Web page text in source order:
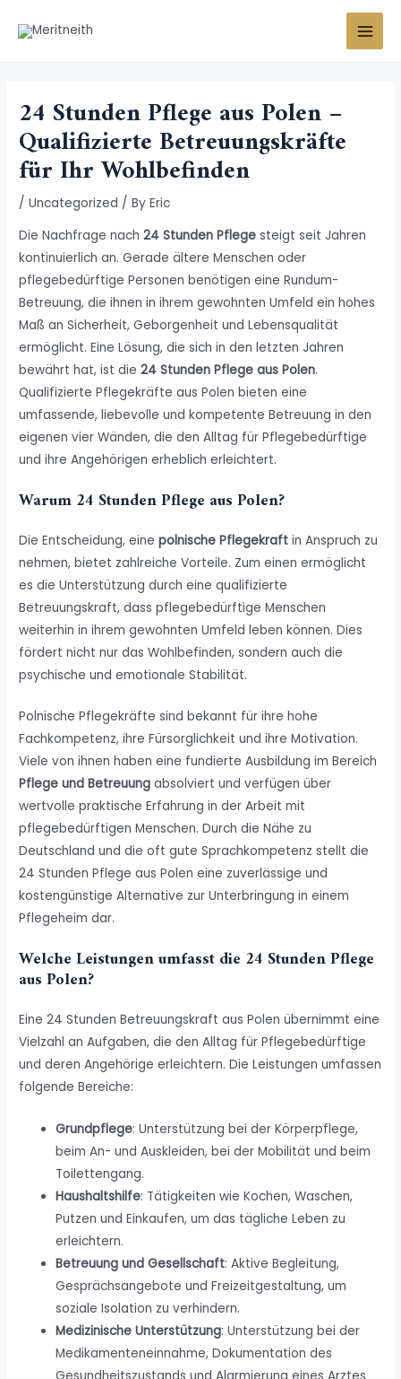
24 Stunden Pflege aus Polen –
Qualifizierte Betreuungskräfte
für Ihr Wohlbefinden
/Uncategorized / ByEric
Die Nachfrage nach24 Stunden Pflege steigt seit Jahren
kontinuierlich an. Gerade ältere Menschen oder
pflegebedürftige Personen benötigen eine Rundum-
Betreuung, die ihnen in ihrem gewohnten Umfeld ein hohes
Maß an Sicherheit, Geborgenheit und Lebensqualität
ermöglicht. Eine Lösung, die sich in den letzten Jahren
bewährt hat, ist die24 Stunden Pflege aus Polen.
Qualifizierte Pflegekräfte aus Polen bieten eine
umfassende, liebevolle und kompetente Betreuung in den
eigenen vier Wänden, die den Alltag für Pflegebedürftige
und ihre Angehörigen erheblich erleichtert.
Warum 24 Stunden Pflege aus Polen?
Die Entscheidung, einepolnische Pflegekraft in Anspruch zu
nehmen, bietet zahlreiche Vorteile. Zum einen ermöglicht
es die Unterstützung durch eine qualifizierte
Betreuungskraft, dass pflegebedürftige Menschen
weiterhin in ihrem gewohnten Umfeld leben können. Dies
fördert nicht nur das Wohlbefinden, sondern auch die
psychische und emotionale Stabilität.
Polnische Pflegekräfte sind bekannt für ihre hohe
Fachkompetenz, ihre Fürsorglichkeit und ihre Motivation.
Viele von ihnen haben eine fundierte Ausbildung im Bereich
Pflege und Betreuung absolviert und verfügen über
wertvolle praktische Erfahrung in der Arbeit mit
pflegebedürftigen Menschen. Durch die Nähe zu
Deutschland und die oft gute Sprachkompetenz stellt die
24 Stunden Pflege aus Polen eine zuverlässige und
kostengünstige Alternative zur Unterbringung in einem
Pflegeheim dar.
Welche Leistungen umfasst die 24 Stunden Pflege
aus Polen?
Eine 24 Stunden Betreuungskraft aus Polen übernimmt eine
Vielzahl an Aufgaben, die den Alltag für Pflegebedürftige
und deren Angehörige erleichtern. Die Leistungen umfassen
folgende Bereiche:
Grundpflege: Unterstützung bei der Körperpflege,
beim An- und Auskleiden, bei der Mobilität und beim
Toilettengang.
Haushaltshilfe: Tätigkeiten wie Kochen, Waschen,
Putzen und Einkaufen, um das tägliche Leben zu
erleichtern.
Betreuung und Gesellschaft: Aktive Begleitung,
Gesprächsangebote und Freizeitgestaltung, um
soziale Isolation zu verhindern.
Medizinische Unterstützung: Unterstützung bei der
Medikamenteneinnahme, Dokumentation des